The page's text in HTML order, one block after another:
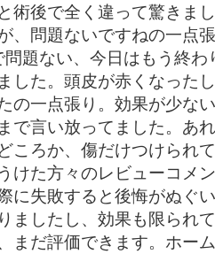
術後で全く違って驚きま
、問題ないですねの一点
題ない、今日はもう終
した。頭皮が赤くなった
の一点張り。効果が少な
で言い放ってました。あ
ころか、傷だけつけられ
けた方々のレビューコメ
に失敗すると後悔がぬぐ
ましたし、効果も限られ
まだ評価できます。ホー